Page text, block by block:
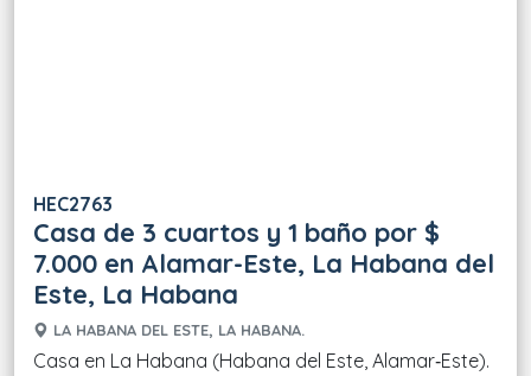
HEC2763
Casa de 3 cuartos y 1 baño por $
7.000 en Alamar-Este, La Habana del
Este, La Habana
LA HABANA DEL ESTE, LA HABANA.
Casa en La Habana (Habana del Este, Alamar‑Este).